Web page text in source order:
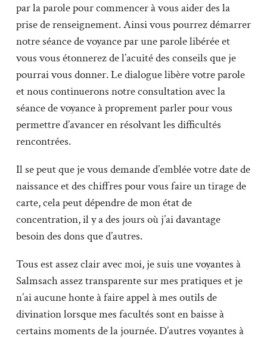
par la parole pour commencer à vous aider des la
prise de renseignement. Ainsi vous pourrez démarrer
notre séance de voyance par une parole libérée et
vous vous étonnerez de l’acuité des conseils que je
pourrai vous donner. Le dialogue libère votre parole
et nous continuerons notre consultation avec la
séance de voyance à proprement parler pour vous
permettre d’avancer en résolvant les difficultés
rencontrées.
Il se peut que je vous demande d’emblée votre date de
naissance et des chiffres pour vous faire un tirage de
carte, cela peut dépendre de mon état de
concentration, il y a des jours où j’ai davantage
besoin des dons que d’autres.
Tous est assez clair avec moi, je suis une voyantes à
Salmsach assez transparente sur mes pratiques et je
n’ai aucune honte à faire appel à mes outils de
divination lorsque mes facultés sont en baisse à
certains moments de la journée. D’autres voyantes à